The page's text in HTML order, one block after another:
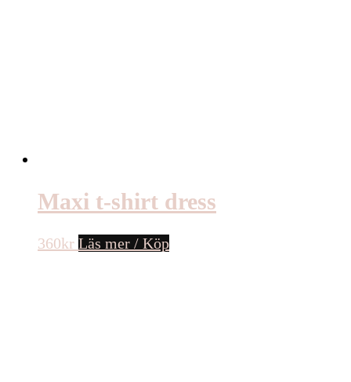
Maxi t-shirt dress
360kr Läs mer / Köp